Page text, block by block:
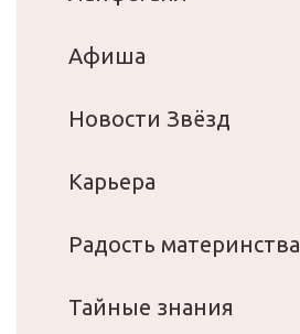
Афиша
Новости Звёзд
Карьера
Радость материнства
Тайные знания